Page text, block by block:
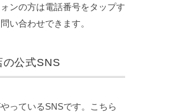
ンの方は電話番号をタップす
い合わせできます。
の公式SNS
っているSNSです。こちら